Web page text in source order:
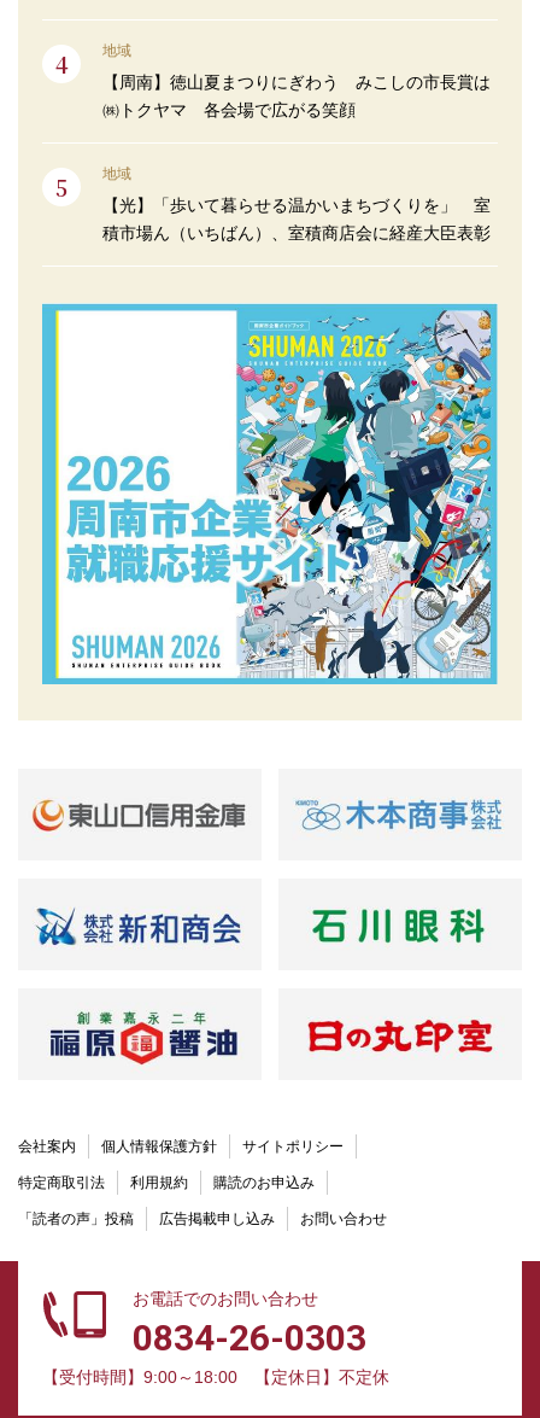
地域
【周南】徳山夏まつりにぎわう みこしの市長賞は
㈱トクヤマ 各会場で広がる笑顔
地域
【光】「歩いて暮らせる温かいまちづくりを」 室
積市場ん（いちばん）、室積商店会に経産大臣表彰
会社案内 個人情報保護方針 サイトポリシー
特定商取引法 利用規約 購読のお申込み
「読者の声」投稿 広告掲載申し込み お問い合わせ
お電話でのお問い合わせ
0834-26-0303
【受付時間】9:00～18:00 【定休日】不定休